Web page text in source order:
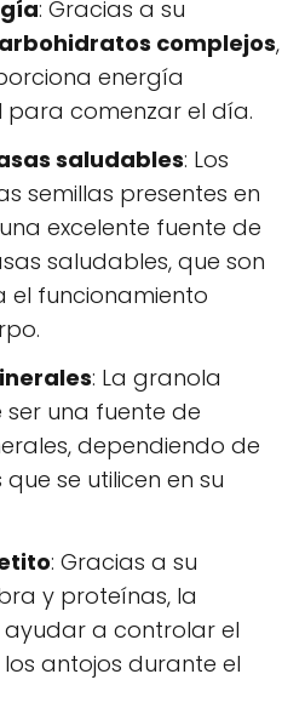
: Gracias a su
complejos,
energía
comenzar el día.
saludables: Los
semillas presentes en
excelente fuente de
saludables, que son
el funcionamiento
: La granola
una fuente de
dependiendo de
se utilicen en su
: Gracias a su
y proteínas, la
a controlar el
antojos durante el